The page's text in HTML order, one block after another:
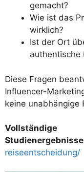
gemacht?
Wie ist das
wirklich?
Ist der Ort
authentische
Diese Fragen
Influencer-
keine unabhängige
Vollständige
reiseentscheidung/